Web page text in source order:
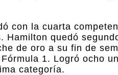
con la cuarta
quedó
de oro a su fin de
1. Logró ocho
categoría.